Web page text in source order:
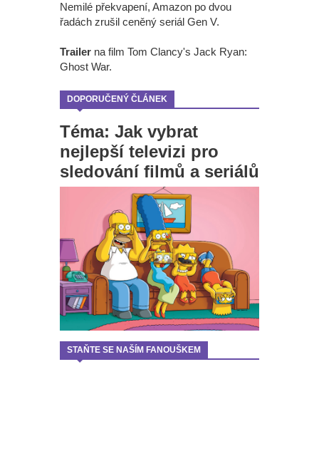
Nemilé překvapení, Amazon po dvou
řadách zrušil ceněný seriál Gen V.
Trailer na film Tom Clancy's Jack Ryan:
Ghost War.
DOPORUČENÝ ČLÁNEK
Téma: Jak vybrat
nejlepší televizi pro
sledování filmů a seriálů
STAŇTE SE NAŠÍM FANOUŠKEM